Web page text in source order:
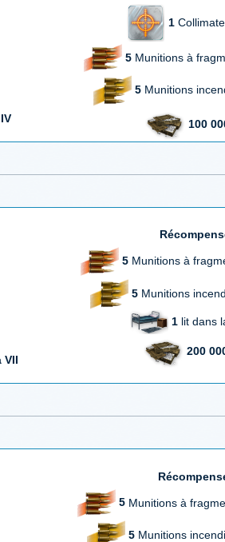
1
5 Munitions à
5 Munitions
100
5 Munitions à
5 Munitions
1 lit dans
200
VII
5 Munitions à
5 Munitions